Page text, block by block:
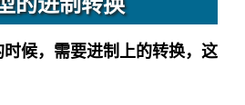
候，需要进制上的转换，这